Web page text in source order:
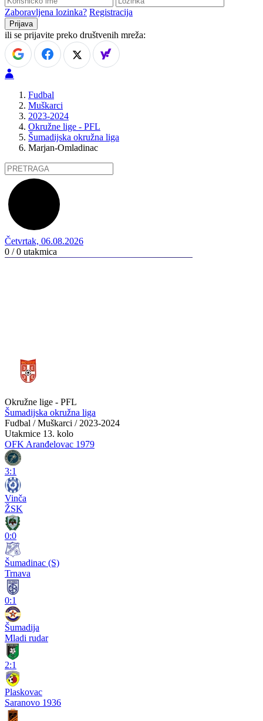
Zaboravljena lozinka? Registracija
ili se prijavite preko društvenih mreža:
Fudbal
Muškarci
2023-2024
Okružne lige - PFL
Šumadijska okružna liga
Marjan-Omladinac
Četvrtak, 06.08.2026
0 / 0 utakmica
Okružne lige - PFL
Šumadijska okružna liga
Fudbal / Muškarci / 2023-2024
Utakmice 13. kolo
OFK Aranđelovac 1979
3:1
Vinča
ŽSK
0:0
Šumadinac (S)
Trnava
0:1
Šumadija
Mladi rudar
2:1
Plaskovac
Saranovo 1936